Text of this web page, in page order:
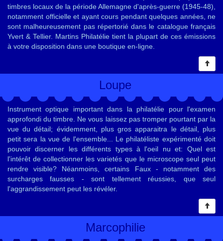
timbres locaux de la période Allemagne d'après-guerre (1945-48),
notamment officielle et ayant cours pendant quelques années, ne
sont malheureusement pas répertorié dans le catalogue français
Yvert & Tellier. Martins Philatélie tient la plupart de ces émissions
à votre disposition dans une boutique en-ligne.
Loupe
Instrument optique important dans la philatélie pour l'examen
approfondi du timbre. Ne vous laissez pas tromper pourtant par la
vue du détail; évidemment, plus gros apparaitra le détail, plus
petit sera la vue de l'ensemble... Le philatéliste expérimenté doit
pouvoir discerner les différents types à l'oeil nu et: Quel est
l'intérêt de collectionner les varietés que le microscope seul peut
rendre visible? Néanmoins, certains Faux - notamment des
surcharges fausses - sont tellement réussies, que seul
l'aggrandissement peut les révéler.
Marcophilie